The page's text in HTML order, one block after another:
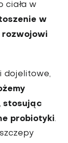
ciała w
w
rozwojowi
dojelitowe,
stosując
probiotyki.